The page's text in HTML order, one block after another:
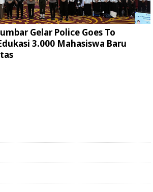
Gelar Police Goes To
3.000 Mahasiswa Baru